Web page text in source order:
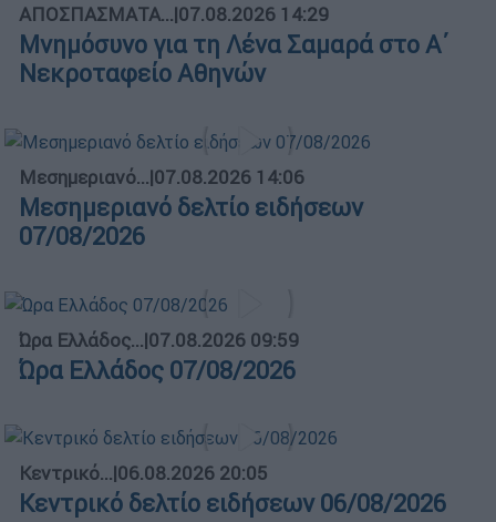
ΑΠΟΣΠΑΣΜΑΤΑ...|07.08.2026 14:29
Μνημόσυνο για τη Λένα Σαμαρά στο Α΄
Νεκροταφείο Αθηνών
Μεσημεριανό...|07.08.2026 14:06
Μεσημεριανό δελτίο ειδήσεων
07/08/2026
Ώρα Ελλάδος...|07.08.2026 09:59
Ώρα Ελλάδος 07/08/2026
Κεντρικό...|06.08.2026 20:05
Κεντρικό δελτίο ειδήσεων 06/08/2026